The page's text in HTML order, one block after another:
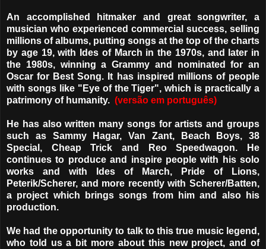
An accomplished hitmaker and great songwriter, a
musician who experienced commercial success, selling
millions of albums, putting songs at the top of the charts
by age 19, with Ides of March in the 1970s, and later in
the 1980s, winning a Grammy and nominated for an
Oscar for Best Song. It has inspired millions of people
with songs like "Eye of the Tiger", which is practically a
patrimony of humanity. (versão em português)
He has also written many songs for artists and groups
such as Sammy Hagar, Van Zant, Beach Boys, 38
Special, Cheap Trick and Reo Speedwagon. He
continues to produce and inspire people with his solo
works and with Ides of March, Pride of Lions,
Peterik/Scherer, and more recently with Scherer/Batten,
a project which brings songs from him and also his
production.
We had the opportunity to talk to this true music legend,
who told us a bit more about this new project, and of